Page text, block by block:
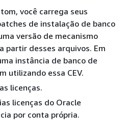
você carrega seus
de instalação de banco
versão de mecanismo
partir desses arquivos. Em
instância de banco de
utilizando essa CEV.
licenças.
licenças do Oracle
por conta própria.